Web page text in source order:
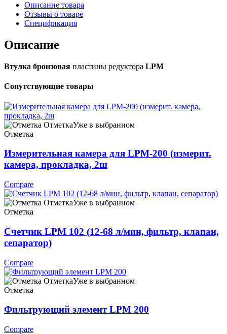
Описание товара
Отзывы о товаре
Спецификация
Описание
Втулка бронзовая пластины редуктора LPM
Сопутствующие товары
ОтметкаУже в выбранном
Отметка
Измерительная камера для LPM-200 (измерит.
камера, прокладка, 2ш
Compare
ОтметкаУже в выбранном
Отметка
Счетчик LPM 102 (12-68 л/мин, фильтр, клапан,
сепаратор)
Compare
ОтметкаУже в выбранном
Отметка
Фильтрующий элемент LPM 200
Compare